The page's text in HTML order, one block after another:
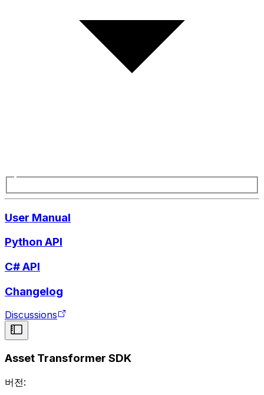
User Manual
Python API
C# API
Changelog
Discussions
Asset Transformer SDK
버전: